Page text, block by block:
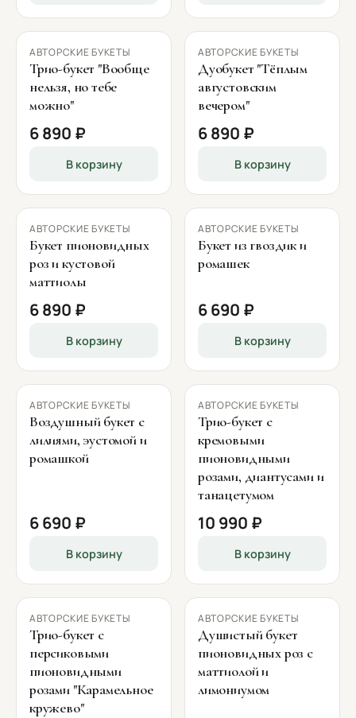
АВТОРСКИЕ БУКЕТЫ
Трио-букет "Вообще
нельзя, но тебе
можно"
6 890 ₽
В корзину
АВТОРСКИЕ БУКЕТЫ
Дуобукет "Тёплым
августовским
вечером"
6 890 ₽
В корзину
АВТОРСКИЕ БУКЕТЫ
Букет пионовидных
роз и кустовой
маттиолы
6 890 ₽
В корзину
АВТОРСКИЕ БУКЕТЫ
Букет из гвоздик и
ромашек
6 690 ₽
В корзину
АВТОРСКИЕ БУКЕТЫ
Воздушный букет с
лилиями, эустомой и
ромашкой
6 690 ₽
В корзину
АВТОРСКИЕ БУКЕТЫ
Трио-букет с
кремовыми
пионовидными
розами, диантусами и
танацетумом
10 990 ₽
В корзину
АВТОРСКИЕ БУКЕТЫ
Трио-букет с
персиковыми
пионовидными
розами "Карамельное
кружево"
АВТОРСКИЕ БУКЕТЫ
Душистый букет
пионовидных роз с
маттиолой и
лимониумом